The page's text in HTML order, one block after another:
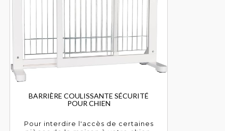
BARRIÈRE COULISSANTE SÉCURITÉ
POUR CHIEN
Pour interdire l'accès de certaines